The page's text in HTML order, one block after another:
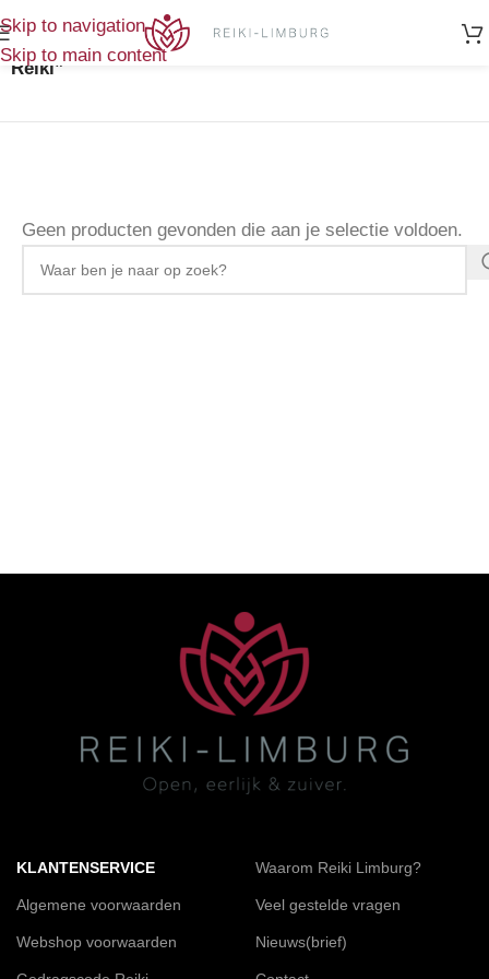
Skip to navigation
Skip to main content
Producten getagged “Reiki stickers. set stickers
Reiki”
Geen producten gevonden die aan je selectie voldoen.
KLANTENSERVICE
Algemene voorwaarden
Webshop voorwaarden
Waarom Reiki Limburg?
Veel gestelde vragen
Nieuws(brief)